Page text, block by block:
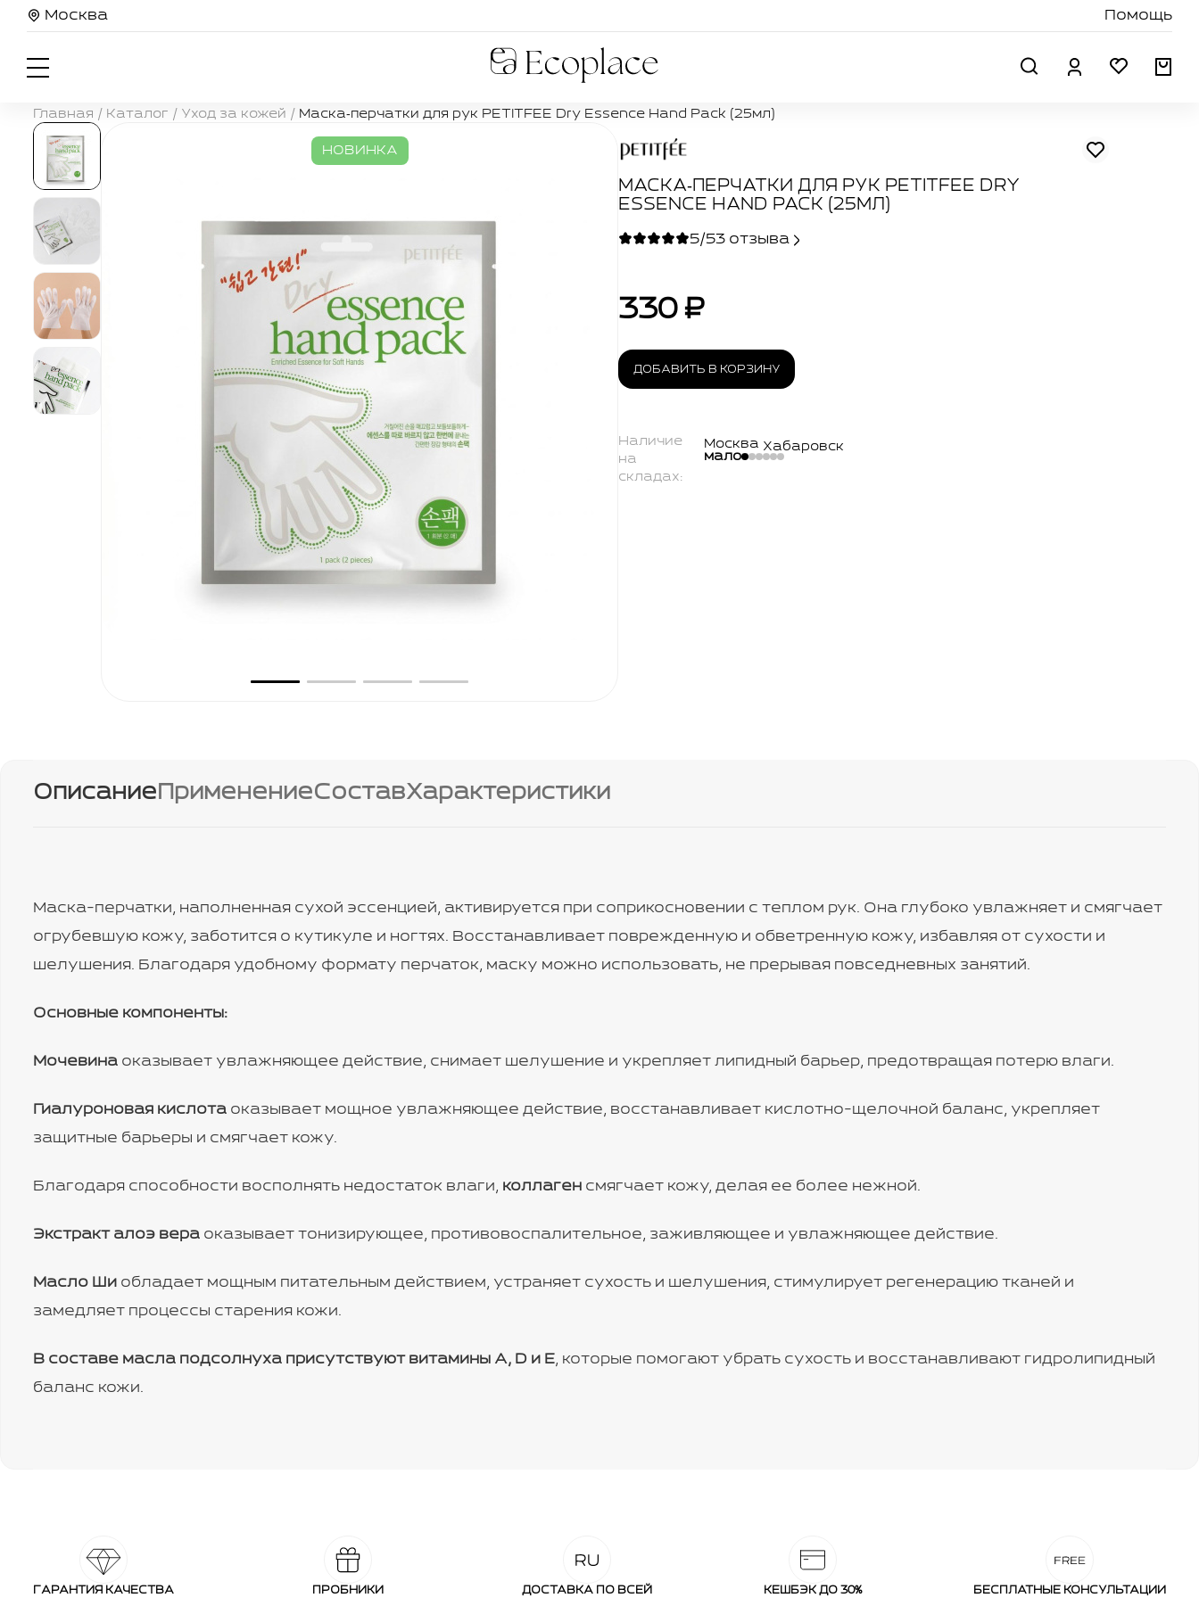
Москва Помощь
Ecoplace ПоискПрофиль
Главная / Каталог / Уход за кожей / Маска‑перчатки для рук PETITFEE Dry Essence Hand Pack (25мл)
НОВИНКА
МАСКА‑ПЕРЧАТКИ ДЛЯ РУК PETITFEE DRY
ESSENCE HAND PACK (25МЛ)
5/53 отзыва
330 ₽
ДОБАВИТЬ В КОРЗИНУ
Наличие
на
складах:
Москва
мало
Хабаровск
ОписаниеПрименениеСоставХарактеристики
Маска-перчатки, наполненная сухой эссенцией, активируется при соприкосновении с теплом рук. Она глубоко увлажняет и смягчает
огрубевшую кожу, заботится о кутикуле и ногтях. Восстанавливает поврежденную и обветренную кожу, избавляя от сухости и
шелушения. Благодаря удобному формату перчаток, маску можно использовать, не прерывая повседневных занятий.
Основные компоненты:
Мочевина оказывает увлажняющее действие, снимает шелушение и укрепляет липидный барьер, предотвращая потерю влаги.
Гиалуроновая кислота оказывает мощное увлажняющее действие, восстанавливает кислотно-щелочной баланс, укрепляет
защитные барьеры и смягчает кожу.
Благодаря способности восполнять недостаток влаги, коллаген смягчает кожу, делая ее более нежной.
Экстракт алоэ вера оказывает тонизирующее, противовоспалительное, заживляющее и увлажняющее действие.
Масло Ши обладает мощным питательным действием, устраняет сухость и шелушения, стимулирует регенерацию тканей и
замедляет процессы старения кожи.
В составе масла подсолнуха присутствуют витамины A, D и Е, которые помогают убрать сухость и восстанавливают гидролипидный
баланс кожи.
ГАРАНТИЯ КАЧЕСТВА
ПРОБНИКИ
ДОСТАВКА ПО ВСЕЙ
КЕШБЭК ДО 30%
БЕСПЛАТНЫЕ КОНСУЛЬТАЦИИ